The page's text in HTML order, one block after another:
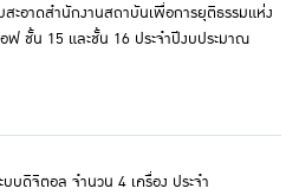
สะอาดสำนักงานสถาบันเพื่อการยุติธรรมแห่ง
อฟ ชั้น 15 และชั้น 16 ประจำปีงบประมาณ
บบดิจิตอล จำนวน 4 เครื่อง ประจำ